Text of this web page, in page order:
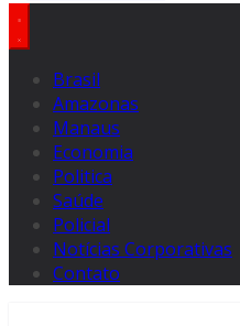
Brasil
Amazonas
Manaus
Economia
Politica
Saúde
Policial
Notícias Corporativas
Contato